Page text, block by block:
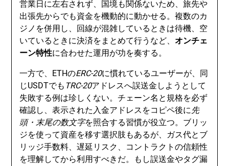
営業日に左右されず、国境も関係ないため、旅先や
出張先からでも資金を機動的に動かせる。複数のカ
ジノを併用し、回線が混雑しているときは待機、空
いているときに決済をまとめて行うなど、オンチェ
ーン特性に合わせた運用が功を奏する。
一方で、ETHのERC-20に慣れているユーザーが、同
じUSDTでも TRC-20アドレスへ誤送金しようとして
失敗する例は珍しくない。チェーン名と規格を必ず
確認し、表示された入金アドレスをコピペ後に先
頭・末尾の数文字を照合する習慣が役立つ。ブリッ
ジを使って資産を移す選択肢もあるが、ガス代とブ
リッジ手数料、遅延リスク、コントラクトの信頼性
を理解してから利用すべきだ。もし誤送金やタグ漏